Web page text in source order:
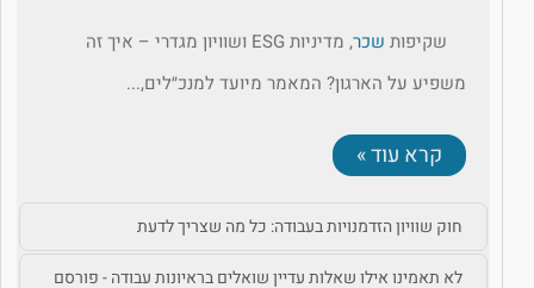
שקיפותשכר
, מדיניות ESG ושוויון מגדרי – איך זה
משפיע על הארגון? המאמר מיועד למנכ״לים,...
קרא עוד »
חוק שוויון הזדמנויות בעבודה: כל מה שצריך לדעת
לא תאמינו אילו שאלות עדיין שואלים בראיונות עבודה - פורסם